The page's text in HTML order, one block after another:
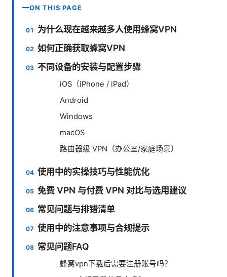
ON THIS PAGE
为什么现在越来越多人使用蜂窝VPN
如何正确获取蜂窝VPN
不同设备的安装与配置步骤
iOS（iPhone / iPad）
Android
Windows
macOS
路由器级 VPN（办公室/家庭场景）
使用中的实操技巧与性能优化
免费 VPN 与付费 VPN 对比与选用建议
常见问题与排错清单
使用中的注意事项与合规提示
常见问题FAQ
蜂窝vpn下载后需要注册账号吗？